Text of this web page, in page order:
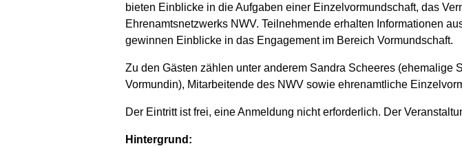
bieten Einblicke in die Aufgaben einer Einzelvormundschaft, das
Ehrenamtsnetzwerks NWV. Teilnehmende erhalten Informationen
gewinnen Einblicke in das Engagement im Bereich Vormundschaft.
Zu den Gästen zählen unter anderem Sandra Scheeres
Vormundin), Mitarbeitende des NWV sowie ehrenamtliche
Der Eintritt ist frei, eine Anmeldung nicht erforderlich. Der
Hintergrund: